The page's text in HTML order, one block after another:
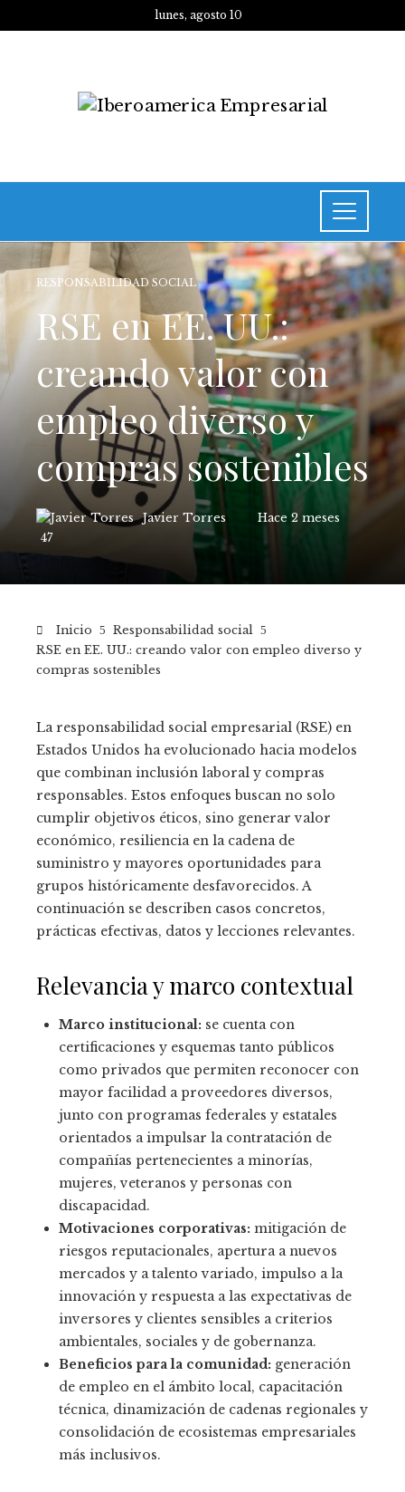
lunes, agosto 10
RESPONSABILIDAD SOCIAL
RSE en EE. UU.:
creando valor con
empleo diverso y
compras sostenibles
Javier Torres
Hace 2 meses
47
Inicio
Responsabilidad social
RSE en EE. UU.: creando valor con empleo diverso y
compras sostenibles
La responsabilidad social empresarial (RSE) en
Estados Unidos ha evolucionado hacia modelos
que combinan inclusión laboral y compras
responsables. Estos enfoques buscan no solo
cumplir objetivos éticos, sino generar valor
económico, resiliencia en la cadena de
suministro y mayores oportunidades para
grupos históricamente desfavorecidos. A
continuación se describen casos concretos,
prácticas efectivas, datos y lecciones relevantes.
Relevancia y marco contextual
Marco institucional: se cuenta con
certificaciones y esquemas tanto públicos
como privados que permiten reconocer con
mayor facilidad a proveedores diversos,
junto con programas federales y estatales
orientados a impulsar la contratación de
compañías pertenecientes a minorías,
mujeres, veteranos y personas con
discapacidad.
Motivaciones corporativas: mitigación de
riesgos reputacionales, apertura a nuevos
mercados y a talento variado, impulso a la
innovación y respuesta a las expectativas de
inversores y clientes sensibles a criterios
ambientales, sociales y de gobernanza.
Beneficios para la comunidad: generación
de empleo en el ámbito local, capacitación
técnica, dinamización de cadenas regionales y
consolidación de ecosistemas empresariales
más inclusivos.